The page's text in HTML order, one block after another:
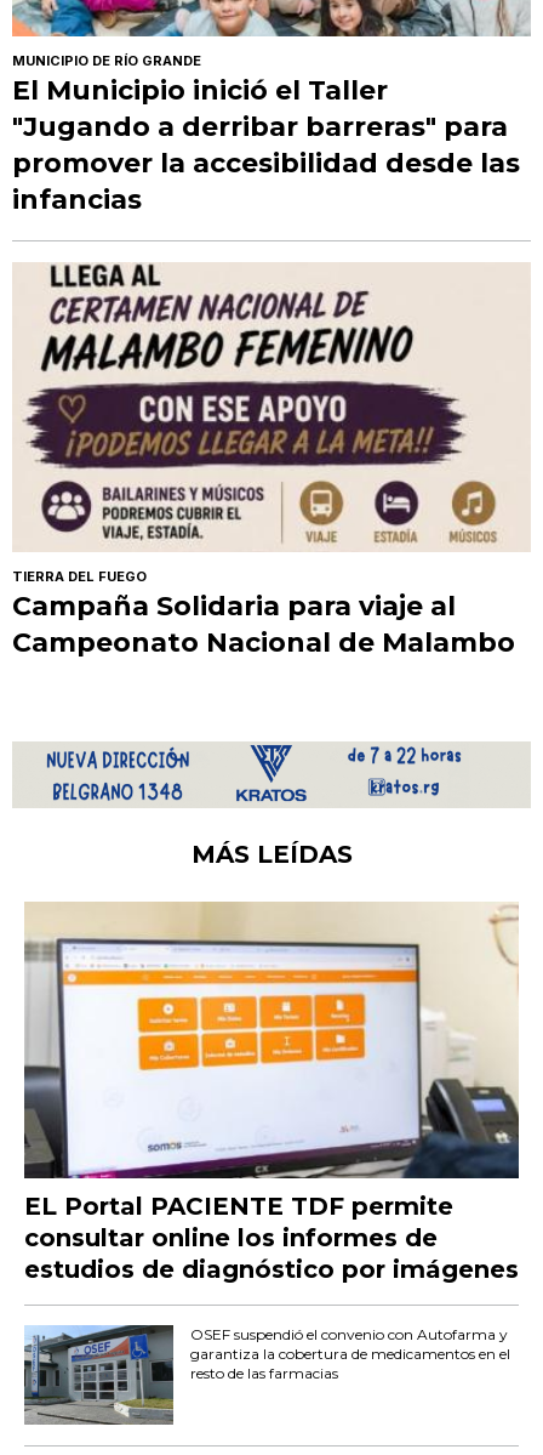
MUNICIPIO DE RÍO GRANDE
El Municipio inició el Taller
"Jugando a derribar barreras" para
promover la accesibilidad desde las
infancias
TIERRA DEL FUEGO
Campaña Solidaria para viaje al
Campeonato Nacional de Malambo
MÁS LEÍDAS
EL Portal PACIENTE TDF permite
consultar online los informes de
estudios de diagnóstico por imágenes
OSEF suspendió el convenio con Autofarma y
garantiza la cobertura de medicamentos en el
resto de las farmacias